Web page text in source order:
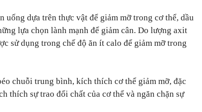
uống dựa trên thực vật để giảm mỡ trong cơ thể, dầu
lựa chọn lành mạnh để giảm cân. Do lượng axit
sử dụng trong chế độ ăn ít calo để giảm mỡ trong
chuỗi trung bình, kích thích cơ thể giảm mỡ, đặc
thích sự trao đổi chất của cơ thể và ngăn chặn sự